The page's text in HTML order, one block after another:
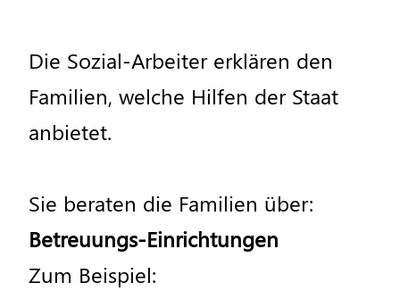
Die Sozial-Arbeiter erklären den
Familien, welche Hilfen der Staat
anbietet.
Sie beraten die Familien über:
Betreuungs-Einrichtungen
Zum Beispiel: